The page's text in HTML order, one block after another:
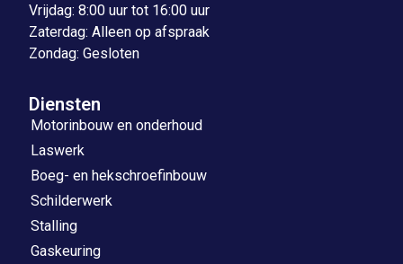
Vrijdag: 8:00 uur tot 16:00 uur
Zaterdag: Alleen op afspraak
Zondag: Gesloten
Diensten
Motorinbouw en onderhoud
Laswerk
Boeg- en hekschroefinbouw
Schilderwerk
Stalling
Gaskeuring